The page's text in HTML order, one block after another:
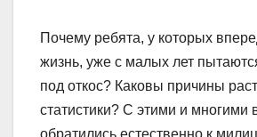
Почему ребята, у которых
жизнь, уже с малых лет
под откос? Каковы причины
статистики? С этими и